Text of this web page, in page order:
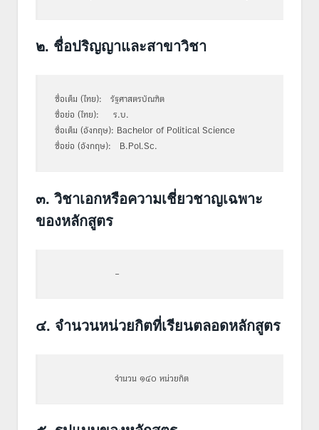
๒. ชื่อปริญญาและสาขาวิชา
ชื่อเต็ม (ไทย): รัฐศาสตรบัณฑิต
ชื่อย่อ (ไทย): ร.บ.
ชื่อเต็ม (อังกฤษ): Bachelor of Political Science
ชื่อย่อ (อังกฤษ): B.Pol.Sc.
๓. วิชาเอกหรือความเชี่ยวชาญเฉพาะ
ของหลักสูตร
–
๔. จำนวนหน่วยกิตที่เรียนตลอดหลักสูตร
จำนวน ๑๔๐ หน่วยกิต